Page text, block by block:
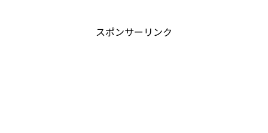
スポンサーリンク